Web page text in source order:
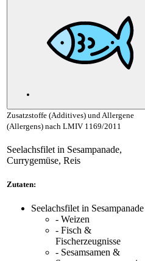
Zusatzstoffe (Additives) und Allergene
(Allergens) nach LMIV 1169/2011
Seelachsfilet in Sesampanade,
Currygemüse, Reis
Zutaten:
Seelachsfilet in Sesampanade
- Weizen
- Fisch &
Fischerzeugnisse
- Sesamsamen &